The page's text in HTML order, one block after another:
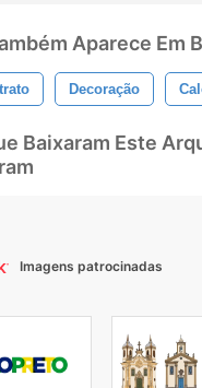
Aparece Em
Decoração
Baixaram Este
Imagens patrocinadas